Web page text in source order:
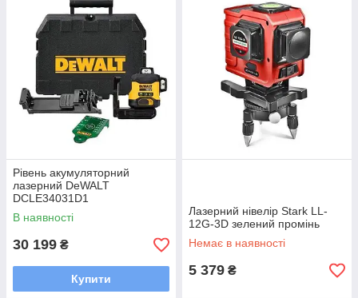
Рівень акумуляторний
лазерний DeWALT
DCLE34031D1
В наявності
30 199 ₴
Купити
Лазерний нівелір Stark LL-
12G-3D зелений промінь
Немає в наявності
5 379 ₴